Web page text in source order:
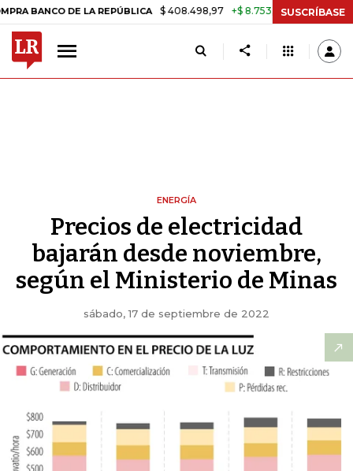
DE LA REPÚBLICA $ 408.498,97 +$ 8.753,81 +2,19% TASA DE
SUSCRÍBASE
ENERGÍA
Precios de electricidad
bajarán desde noviembre,
según el Ministerio de Minas
sábado, 17 de septiembre de 2022